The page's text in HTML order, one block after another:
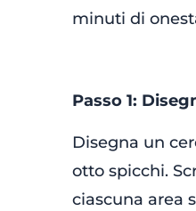
minuti di
Passo 1:
Disegna un
otto spicchi.
ciascuna area